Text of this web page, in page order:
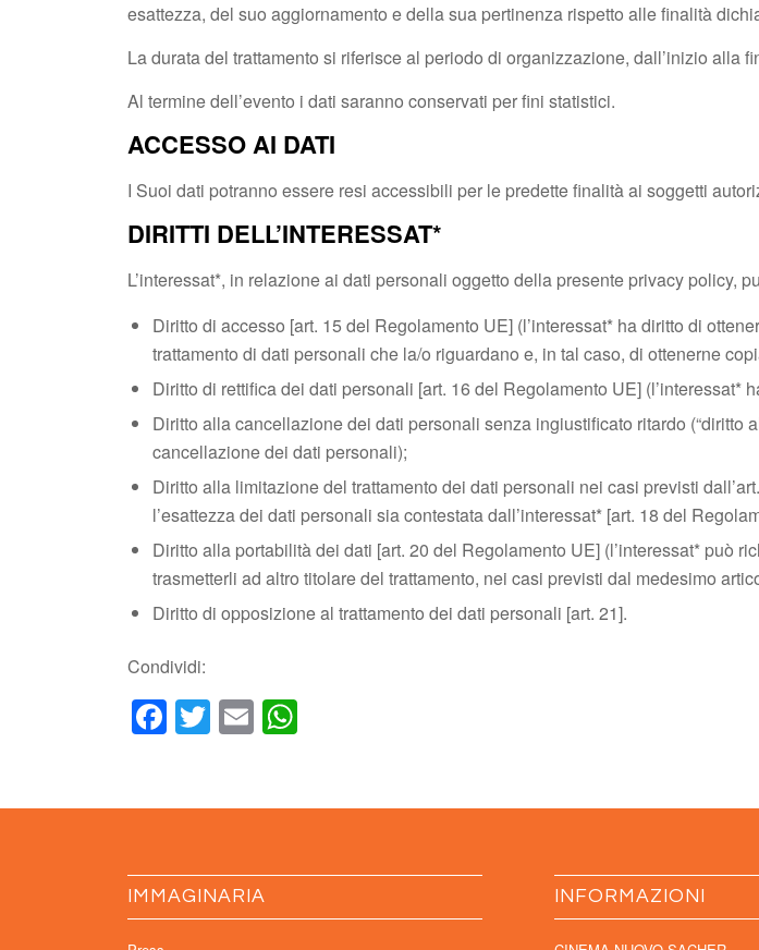
esattezza, del suo aggiornamento e della sua pertinenza rispetto alle finalità
La durata del trattamento si riferisce al periodo di organizzazione, dall’inizio alla
Al termine dell’evento i dati saranno conservati per fini statistici.
ACCESSO AI DATI
I Suoi dati potranno essere resi accessibili per le predette finalità ai soggetti
DIRITTI DELL’INTERESSAT*
L’interessat*, in relazione ai dati personali oggetto della presente privacy policy,
Diritto di accesso [art. 15 del Regolamento UE] (l’interessat* ha diritto di
trattamento di dati personali che la/o riguardano e, in tal caso, di ottenerne
Diritto di rettifica dei dati personali [art. 16 del Regolamento UE] (l’interessat*
Diritto alla cancellazione dei dati personali senza ingiustificato ritardo (“diritto
cancellazione dei dati personali);
Diritto alla limitazione del trattamento dei dati personali nei casi previsti
l’esattezza dei dati personali sia contestata dall’interessat* [art. 18 del
Diritto alla portabilità dei dati [art. 20 del Regolamento UE] (l’interessat* può
trasmetterli ad altro titolare del trattamento, nei casi previsti dal medesimo
Diritto di opposizione al trattamento dei dati personali [art. 21].
Condividi:
Facebook
Twitter
Email
IMMAGINARIA INFORMAZIONI